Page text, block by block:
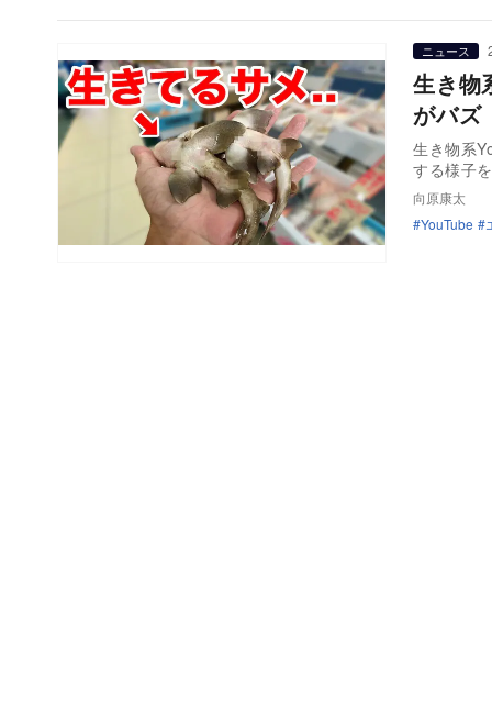
ニュース
生き物
がバズ
生き物系
する様子
向原康太
YouTube